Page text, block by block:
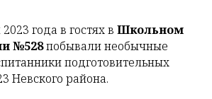
года в гостях в Школьном
№528побывали необычные
подготовительных
Невского района.